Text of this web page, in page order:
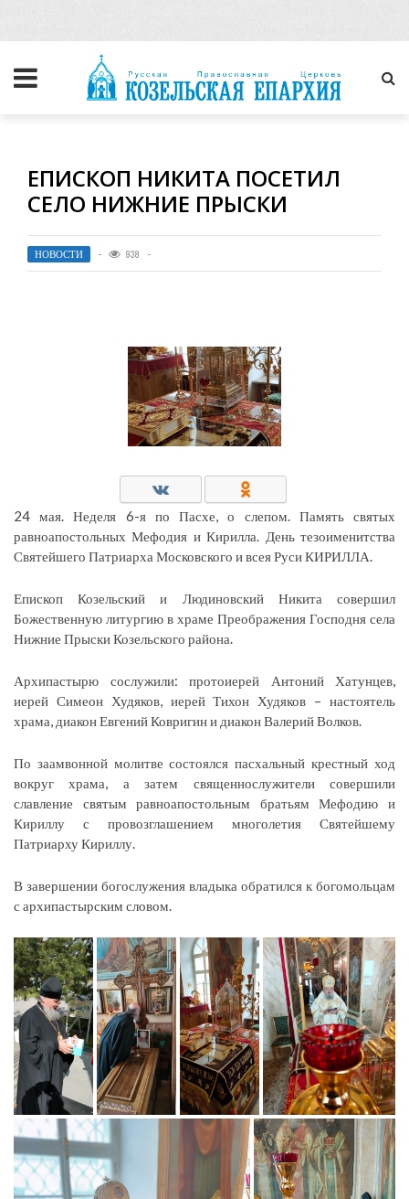
ЕПИСКОП НИКИТА ПОСЕТИЛ
СЕЛО НИЖНИЕ ПРЫСКИ
НОВОСТИ 938
24 мая. Неделя 6-я по Пасхе, о слепом. Память святых
равноапостольных Мефодия и Кирилла. День тезоименитства
Святейшего Патриарха Московского и всея Руси КИРИЛЛА.
Епископ Козельский и Людиновский Никита совершил
Божественную литургию в храме Преображения Господня села
Нижние Прыски Козельского района.
Архипастырю сослужили: протоиерей Антоний Хатунцев,
иерей Симеон Худяков, иерей Тихон Худяков – настоятель
храма, диакон Евгений Ковригин и диакон Валерий Волков.
По заамвонной молитве состоялся пасхальный крестный ход
вокруг храма, а затем священнослужители совершили
славление святым равноапостольным братьям Мефодию и
Кириллу с провозглашением многолетия Святейшему
Патриарху Кириллу.
В завершении богослужения владыка обратился к богомольцам
с архипастырским словом.